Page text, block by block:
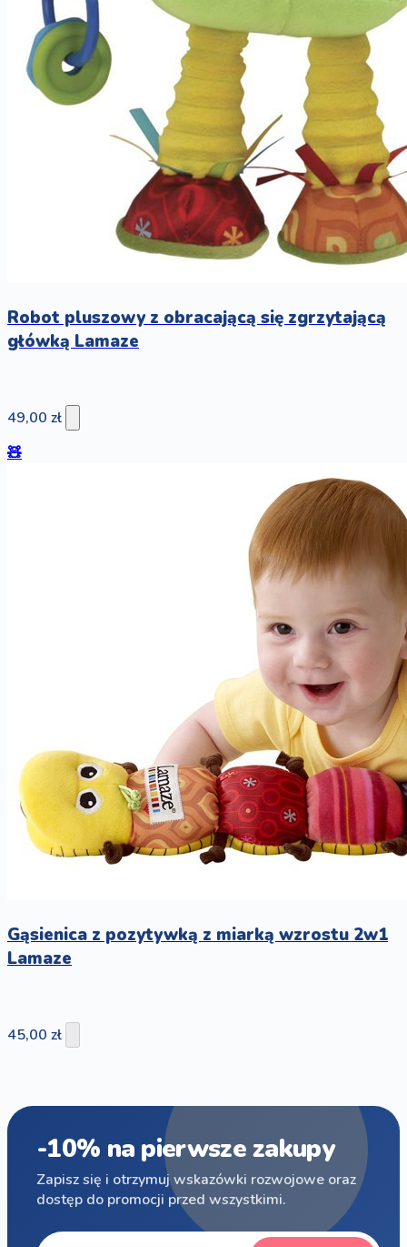
Robot pluszowy z obracającą się zgrzytającą
główką Lamaze
49,00 zł
🧸
Gąsienica z pozytywką z miarką wzrostu 2w1
Lamaze
45,00 zł
-10% na pierwsze zakupy
Zapisz się i otrzymuj wskazówki rozwojowe oraz
dostęp do promocji przed wszystkimi.